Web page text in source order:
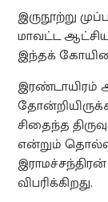
இருநூற்று
மாவட்ட
இந்தக்
இரண்டாயிரம்
சிதைந்த
என்றும்
விபரிக்கிறது.